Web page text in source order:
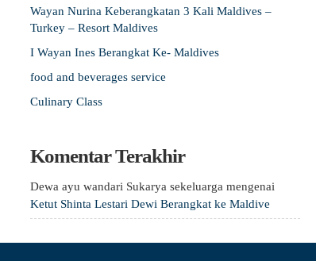
Wayan Nurina Keberangkatan 3 Kali Maldives –
Turkey – Resort Maldives
I Wayan Ines Berangkat Ke- Maldives
food and beverages service
Culinary Class
Komentar Terakhir
Dewa ayu wandari Sukarya sekeluarga mengenai
Ketut Shinta Lestari Dewi Berangkat ke Maldive